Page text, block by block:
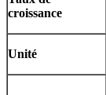
croissance
Unité